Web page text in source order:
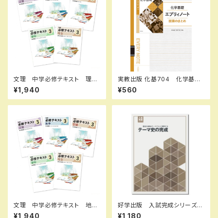
文理 中学必修テキスト 理
科 中1～3（ご選択ください）
2026年度版 新品完全セット
¥1,940
実教出版 化基704 化学基礎
エブリィノート 授業のまとめ
新品 問題集本体のみ 別冊
解答なし ISBN：97844073
009 SKU：003262230
¥560
文理 中学必修テキスト 地
理・歴史・社会中3（公民）（ご選
¥1,940
好学出版 入試完成シリーズ
テーマ史の完成 2026年度
¥1,180